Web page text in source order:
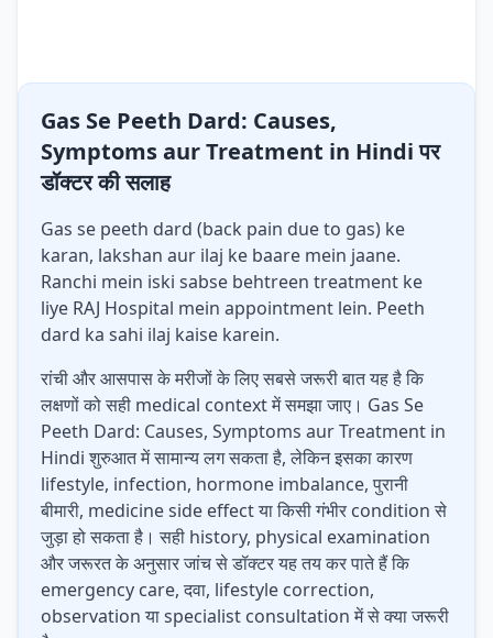
Gas Se Peeth Dard: Causes,
Symptoms aur Treatment in Hindi पर
डॉक्टर की सलाह
Gas se peeth dard (back pain due to gas) ke
karan, lakshan aur ilaj ke baare mein jaane.
Ranchi mein iski sabse behtreen treatment ke
liye RAJ Hospital mein appointment lein. Peeth
dard ka sahi ilaj kaise karein.
रांची और आसपास के मरीजों के लिए सबसे जरूरी बात यह है कि
लक्षणों को सही medical context में समझा जाए। Gas Se
Peeth Dard: Causes, Symptoms aur Treatment in
Hindi शुरुआत में सामान्य लग सकता है, लेकिन इसका कारण
lifestyle, infection, hormone imbalance, पुरानी
बीमारी, medicine side effect या किसी गंभीर condition से
जुड़ा हो सकता है। सही history, physical examination
और जरूरत के अनुसार जांच से डॉक्टर यह तय कर पाते हैं कि
emergency care, दवा, lifestyle correction,
observation या specialist consultation में से क्या जरूरी